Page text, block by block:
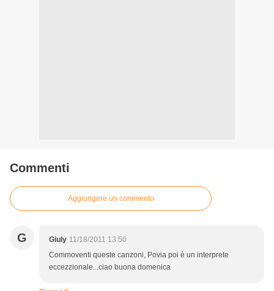
Commenti
Aggiungere un commento
G Giuly 11/18/2011 13:50
Commoventi queste canzoni, Povia poi è un interprete
eccezzionale...ciao buona domenica